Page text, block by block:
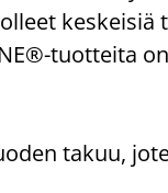
keskeisiä
tuotteita
takuu,